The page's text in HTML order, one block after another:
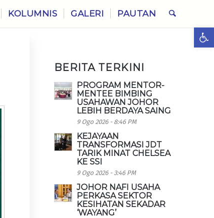
KOLUMNIS GALERI PAUTAN
BERITA TERKINI
PROGRAM MENTOR-
MENTEE BIMBING
USAHAWAN JOHOR
LEBIH BERDAYA SAING
9 Ogo 2026 - 8:46 PM
KEJAYAAN
TRANSFORMASI JDT
TARIK MINAT CHELSEA
KE SSI
9 Ogo 2026 - 3:46 PM
JOHOR NAFI USAHA
PERKASA SEKTOR
KESIHATAN SEKADAR
‘WAYANG’